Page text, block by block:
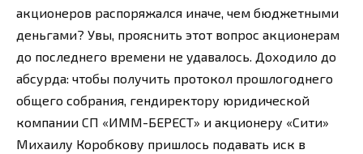
акционеров распоряжался иначе, чем бюджетными
деньгами? Увы, прояснить этот вопрос акционерам
до последнего времени не удавалось. Доходило до
абсурда: чтобы получить протокол прошлогоднего
общего собрания, гендиректору юридической
компании СП «ИММ-БЕРЕСТ» и акционеру «Сити»
Михаилу Коробкову пришлось подавать иск в